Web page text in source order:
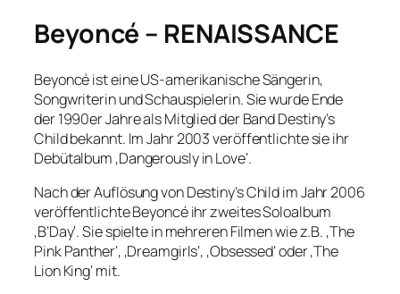
Beyoncé – RENAISSANCE
Beyoncé ist eine US-amerikanische Sängerin,
Songwriterin und Schauspielerin. Sie wurde Ende
der 1990er Jahre als Mitglied der Band Destiny’s
Child bekannt. Im Jahr 2003 veröffentlichte sie ihr
Debütalbum ‚Dangerously in Love‘.
Nach der Auflösung von Destiny’s Child im Jahr 2006
veröffentlichte Beyoncé ihr zweites Soloalbum
‚B’Day‘. Sie spielte in mehreren Filmen wie z.B. ‚The
Pink Panther‘, ‚Dreamgirls‘, ‚Obsessed‘ oder ‚The
Lion King‘ mit.